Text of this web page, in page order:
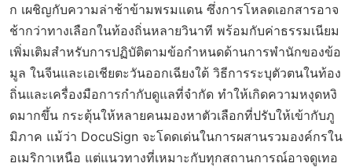
ก เผชิญกับความล่าช้าข้ามพรมแดน ซึ่งการโหลดเอกสารอาจ
ช้ากว่าทางเลือกในท้องถิ่นหลายวินาที พร้อมกับค่าธรรมเนียม
เพิ่มเติมสำหรับการปฏิบัติตามข้อกำหนดด้านการพำนักของข้อ
มูล ในจีนและเอเชียตะวันออกเฉียงใต้ วิธีการระบุตัวตนในท้อง
ถิ่นและเครื่องมือการกำกับดูแลที่จำกัด ทำให้เกิดความหงุดหงิ
ดมากขึ้น กระตุ้นให้หลายคนมองหาตัวเลือกที่ปรับให้เข้ากับภู
มิภาค แม้ว่า DocuSign จะโดดเด่นในการผสานรวมองค์กรใน
อเมริกาเหนือ แต่แนวทางที่เหมาะกับทุกสถานการณ์อาจดูเทอ